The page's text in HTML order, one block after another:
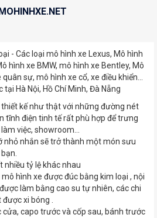
- Các loại mô hình xe Lexus, Mô hình
hình xe BMW, mô hình xe Bentley, Mô
sự, mô hình xe cổ, xe điều khiển...
Hà Nội, Hồ Chí Minh, Đà Nẵng
thiết kế như thật với những đường nét
tĩnh điện tinh tế rất phù hợp để trưng
việc, showroom...
nhỏ nhắn sẽ trở thành một món sưu
nhiều tỷ lệ khác nhau
hình xe được đúc bằng kim loại , nội
làm bằng cao su tự nhiên, các chi
xi bóng .
cửa, capo trước và cốp sau, bánh trước